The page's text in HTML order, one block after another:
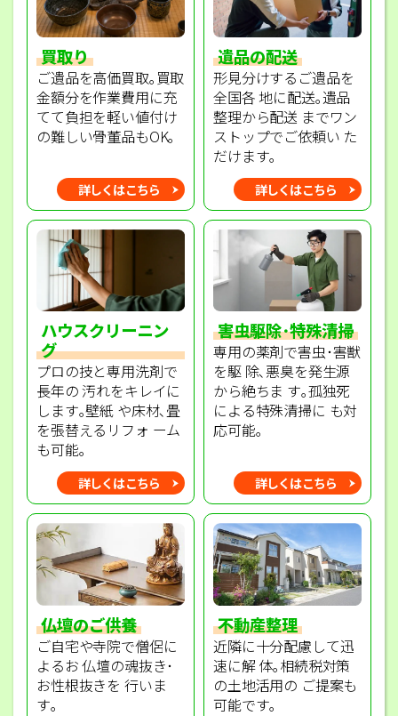
買取り
ご遺品を高価買取｡買取
金額分を作業費用に充
てて負担を軽い値付け
の難しい骨董品もOK｡
詳しくはこちら
遺品の配送
形見分けするご遺品を
全国各 地に配送｡遺品
整理から配送 までワン
ストップでご依頼い た
だけます｡
詳しくはこちら
ハウスクリーニン
グ
プロの技と専用洗剤で
長年の 汚れをキレイに
します｡壁紙 や床材､畳
を張替えるリフォ ーム
も可能｡
詳しくはこちら
害虫駆除･特殊清掃
専用の薬剤で害虫･害獣
を駆 除､悪臭を発生源
から絶ちま す｡孤独死
による特殊清掃に も対
応可能｡
詳しくはこちら
仏壇のご供養
ご自宅や寺院で僧侶に
よるお 仏壇の魂抜き･
お性根抜きを 行いま
す｡
不動産整理
近隣に十分配慮して迅
速に解 体｡相続税対策
の土地活用の ご提案も
可能です｡